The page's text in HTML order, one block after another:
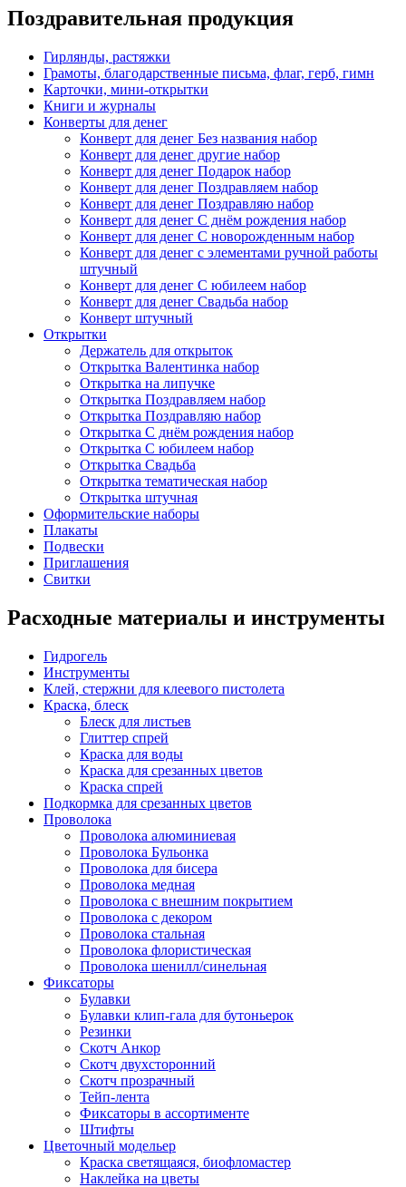
Поздравительная продукция
Гирлянды, растяжки
Грамоты, благодарственные письма, флаг, герб, гимн
Карточки, мини-открытки
Книги и журналы
Конверты для денег
Конверт для денег Без названия набор
Конверт для денег другие набор
Конверт для денег Подарок набор
Конверт для денег Поздравляем набор
Конверт для денег Поздравляю набор
Конверт для денег С днём рождения набор
Конверт для денег С новорожденным набор
Конверт для денег с элементами ручной работы
штучный
Конверт для денег С юбилеем набор
Конверт для денег Свадьба набор
Конверт штучный
Открытки
Держатель для открыток
Открытка Валентинка набор
Открытка на липучке
Открытка Поздравляем набор
Открытка Поздравляю набор
Открытка С днём рождения набор
Открытка С юбилеем набор
Открытка Свадьба
Открытка тематическая набор
Открытка штучная
Оформительские наборы
Плакаты
Подвески
Приглашения
Свитки
Расходные материалы и инструменты
Гидрогель
Инструменты
Клей, стержни для клеевого пистолета
Краска, блеск
Блеск для листьев
Глиттер спрей
Краска для воды
Краска для срезанных цветов
Краска спрей
Подкормка для срезанных цветов
Проволока
Проволока алюминиевая
Проволока Бульонка
Проволока для бисера
Проволока медная
Проволока с внешним покрытием
Проволока с декором
Проволока стальная
Проволока флористическая
Проволока шенилл/синельная
Фиксаторы
Булавки
Булавки клип-гала для бутоньерок
Резинки
Скотч Анкор
Скотч двухсторонний
Скотч прозрачный
Тейп-лента
Фиксаторы в ассортименте
Штифты
Цветочный модельер
Краска светящаяся, биофломастер
Наклейка на цветы